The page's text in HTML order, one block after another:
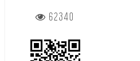
62340